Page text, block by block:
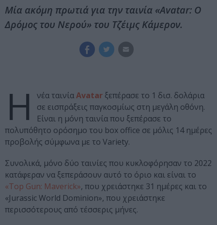
Μία ακόμη πρωτιά για την ταινία «Avatar: Ο
Δρόμος του Νερού» του Τζέιμς Κάμερον.
Η νέα ταινίαAvatar ξεπέρασε το 1 δισ. δολάρια
σε εισπράξεις παγκοσμίως στη μεγάλη οθόνη.
Είναι η μόνη ταινία που ξεπέρασε το
πολυπόθητο ορόσημο του box office σε μόλις 14 ημέρες
προβολής σύμφωνα με το Variety.
Συνολικά, μόνο δύο ταινίες που κυκλοφόρησαν το 2022
κατάφεραν να ξεπεράσουν αυτό το όριο και είναι το
«Top Gun: Maverick», που χρειάστηκε 31 ημέρες και το
«Jurassic World Dominion», που χρειάστηκε
περισσότερους από τέσσερις μήνες.